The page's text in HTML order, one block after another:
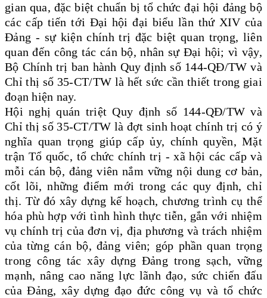
gian qua, đặc biệt chuẩn bị tổ chức đại hội đảng bộ
các cấp tiến tới Đại hội đại biểu lần thứ XIV của
Đảng - sự kiện chính trị đặc biệt quan trọng, liên
quan đến công tác cán bộ, nhân sự Đại hội; vì vậy,
Bộ Chính trị ban hành Quy định số 144-QĐ/TW và
Chỉ thị số 35-CT/TW là hết sức cần thiết trong giai
đoạn hiện nay.
Hội nghị quán triệt Quy định số 144-QĐ/TW và
Chỉ thị số 35-CT/TW là đợt sinh hoạt chính trị có ý
nghĩa quan trọng giúp cấp ủy, chính quyền, Mặt
trận Tổ quốc, tổ chức chính trị - xã hội các cấp và
mỗi cán bộ, đảng viên nắm vững nội dung cơ bản,
cốt lõi, những điểm mới trong các quy định, chỉ
thị. Từ đó xây dựng kế hoạch, chương trình cụ thể
hóa phù hợp với tình hình thực tiễn, gắn với nhiệm
vụ chính trị của đơn vị, địa phương và trách nhiệm
của từng cán bộ, đảng viên; góp phần quan trọng
trong công tác xây dựng Đảng trong sạch, vững
mạnh, nâng cao năng lực lãnh đạo, sức chiến đấu
của Đảng, xây dựng đạo đức công vụ và tổ chức